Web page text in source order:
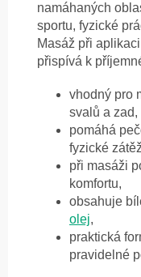
namáhaných
sportu, fyzické
Masáž při
přispívá k
vhodný pro
svalů a zad,
pomáhá
fyzické
při masáži
komfortu,
obsahuje
olej,
praktická
pravidelné